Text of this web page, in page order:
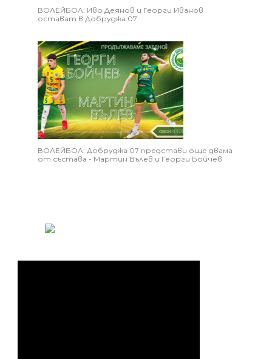
ВОЛЕЙБОЛ: Иво Деянов и Георги Иванов
остават в Добруджа 07
ВОЛЕЙБОЛ: Добруджа 07 представи още двама
от състава - Мартин Вълев и Георги Бойчев